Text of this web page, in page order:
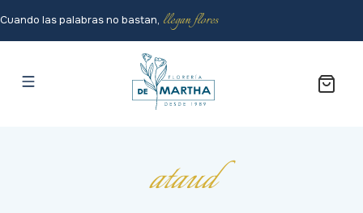
Cuando las palabras no bastan, llegan flores
ataud